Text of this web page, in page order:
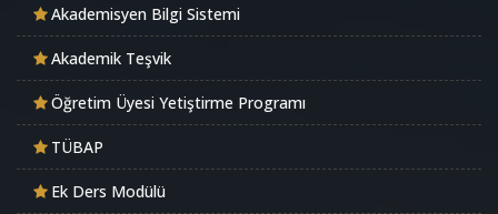
Akademisyen Bilgi Sistemi
Akademik Teşvik
Öğretim Üyesi Yetiştirme Programı
TÜBAP
Ek Ders Modülü